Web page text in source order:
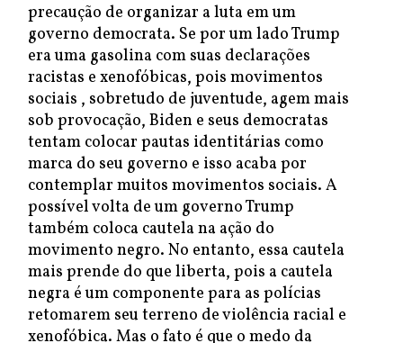
precaução de organizar a luta em um
governo democrata. Se por um lado Trump
era uma gasolina com suas declarações
racistas e xenofóbicas, pois movimentos
sociais , sobretudo de juventude, agem mais
sob provocação, Biden e seus democratas
tentam colocar pautas identitárias como
marca do seu governo e isso acaba por
contemplar muitos movimentos sociais. A
possível volta de um governo Trump
também coloca cautela na ação do
movimento negro. No entanto, essa cautela
mais prende do que liberta, pois a cautela
negra é um componente para as polícias
retomarem seu terreno de violência racial e
xenofóbica. Mas o fato é que o medo da